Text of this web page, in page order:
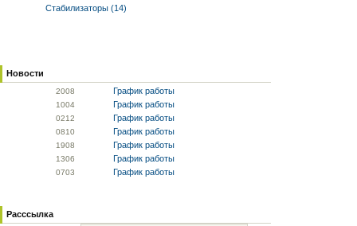
Стабилизаторы (14)
Новости
2008 График работы
1004 График работы
0212 График работы
0810 График работы
1908 График работы
1306 График работы
0703 График работы
Расссылка